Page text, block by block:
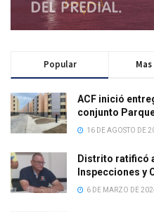
Popular
ACF inició
conjunto
16 DE AGOSTO DE
Distrito ratificó
Inspecciones y
6 DE MARZO DE